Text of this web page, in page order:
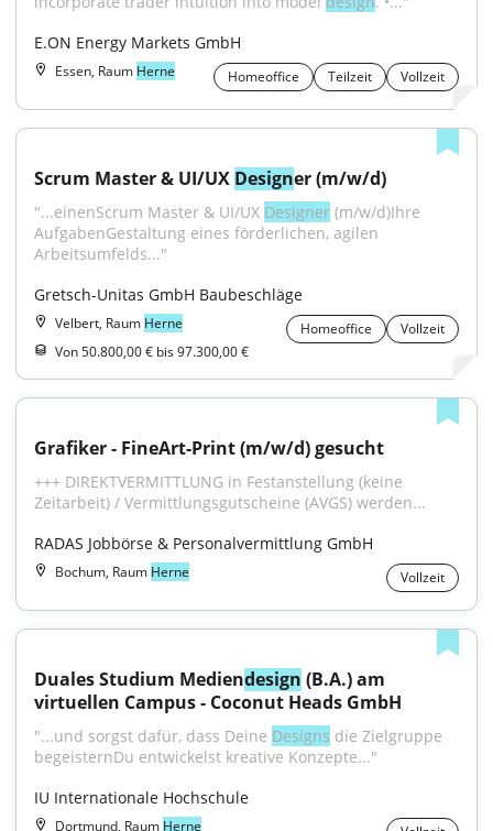
E.ON Energy Markets GmbH
Essen, Raum Herne Homeoffice Teilzeit Vollzeit
Scrum Master & UI/UX Designer (m/w/d)
"...einenScrum Master & UI/UX Designer (m/w/d)Ihre
AufgabenGestaltung eines förderlichen, agilen
Arbeitsumfelds..."
Gretsch-Unitas GmbH Baubeschläge
Velbert, Raum Herne Homeoffice
Vollzeit
Von 50.800,00 € bis 97.300,00 €
Grafiker - FineArt-Print (m/w/d) gesucht
+++ DIREKTVERMITTLUNG in Festanstellung (keine
Zeitarbeit) / Vermittlungsgutscheine (AVGS) werden...
RADAS Jobbörse & Personalvermittlung GmbH
Bochum, Raum Herne Vollzeit
Duales Studium Mediendesign (B.A.) am
virtuellen Campus - Coconut Heads GmbH
"...und sorgst dafür, dass Deine Designs die Zielgruppe
begeisternDu entwickelst kreative Konzepte..."
IU Internationale Hochschule
Dortmund, Raum Herne